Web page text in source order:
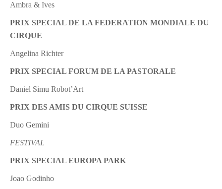
Ambra & Ives
PRIX SPECIAL DE LA FEDERATION MONDIALE DU
CIRQUE
Angelina Richter
PRIX SPECIAL FORUM DE LA PASTORALE
Daniel Simu Robot’Art
PRIX DES AMIS DU CIRQUE SUISSE
Duo Gemini
FESTIVAL
PRIX SPECIAL EUROPA PARK
Joao Godinho